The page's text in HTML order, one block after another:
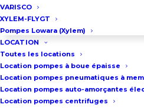
VARISCO
XYLEM-FLYGT
Pompes Lowara (Xylem)
LOCATION
Toutes les locations
Location pompes à boue épaisse
Location pompes pneumatiques à
Location pompes auto-amorçantes
Location pompes centrifuges
Débit : jusqu’à 58
Hauteur
72 m
Description du